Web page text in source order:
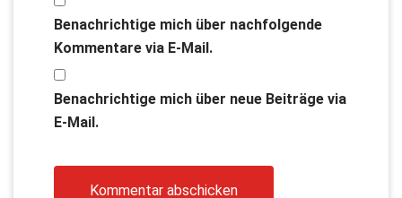
Benachrichtige mich über nachfolgende
Kommentare via E-Mail.
Benachrichtige mich über neue Beiträge via
E-Mail.